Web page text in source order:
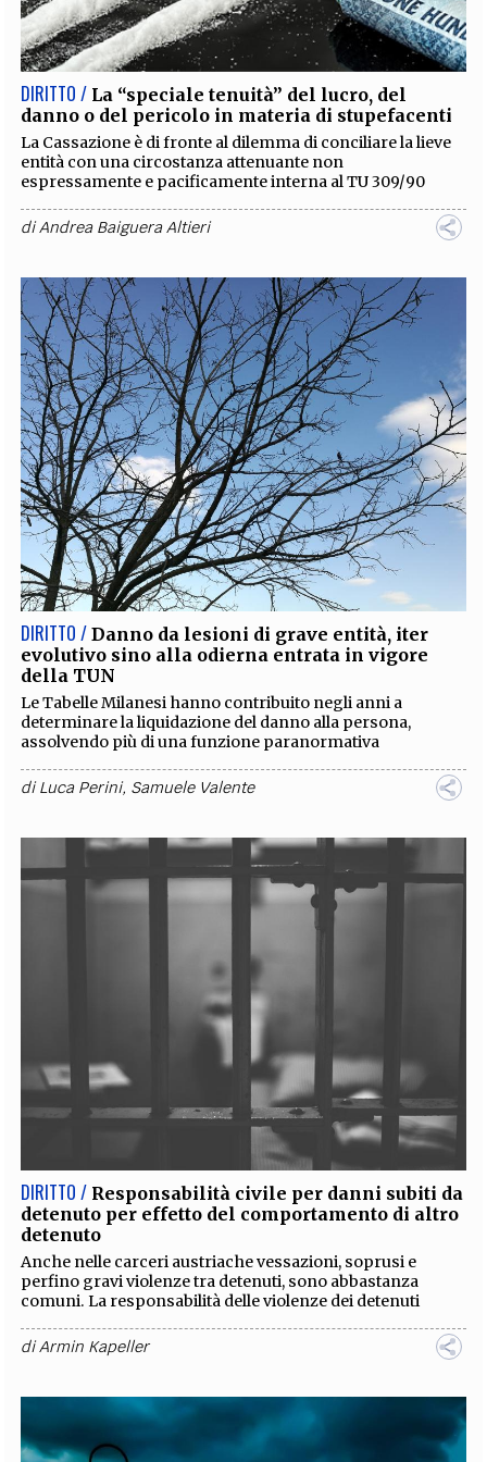
EXTRA
CODICI RUBRICHE LIBRI PROCEEDINGS PUBBLICITÀ CONTATTI
SOCIAL MEDIA
DIRITTO / La “speciale tenuità” del lucro, del
danno o del pericolo in materia di stupefacenti
La Cassazione è di fronte al dilemma di conciliare la lieve
entità con una circostanza attenuante non
espressamente e pacificamente interna al TU 309/90
diAndrea Baiguera Altieri
DIRITTO / Danno da lesioni di grave entità, iter
evolutivo sino alla odierna entrata in vigore
della TUN
Le Tabelle Milanesi hanno contribuito negli anni a
determinare la liquidazione del danno alla persona,
assolvendo più di una funzione paranormativa
diLuca Perini, Samuele Valente
DIRITTO / Responsabilità civile per danni subiti da
detenuto per effetto del comportamento di altro
detenuto
Anche nelle carceri austriache vessazioni, soprusi e
perfino gravi violenze tra detenuti, sono abbastanza
comuni. La responsabilità delle violenze dei detenuti
diArmin Kapeller